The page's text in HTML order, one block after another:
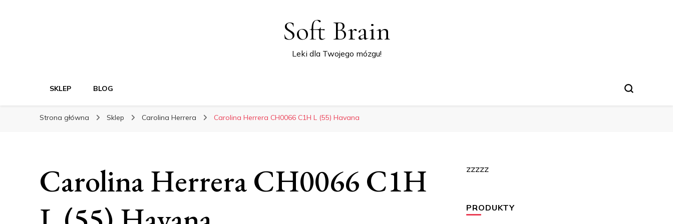
Soft Brain
Leki dla Twojego mózgu!
SKLEP BLOG
Strona główna Sklep Carolina Herrera Carolina Herrera CH0066 C1H L (55) Havana
Carolina Herrera CH0066 C1H
zzzzz
PRODUKTY